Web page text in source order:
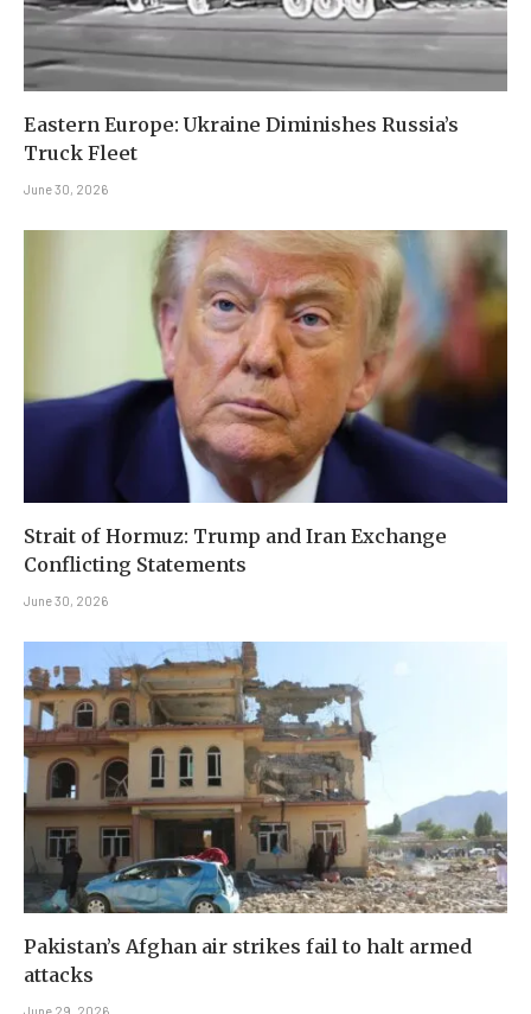
Eastern Europe: Ukraine Diminishes Russia’s
Truck Fleet
June 30, 2026
Strait of Hormuz: Trump and Iran Exchange
Conflicting Statements
June 30, 2026
Pakistan’s Afghan air strikes fail to halt armed
attacks